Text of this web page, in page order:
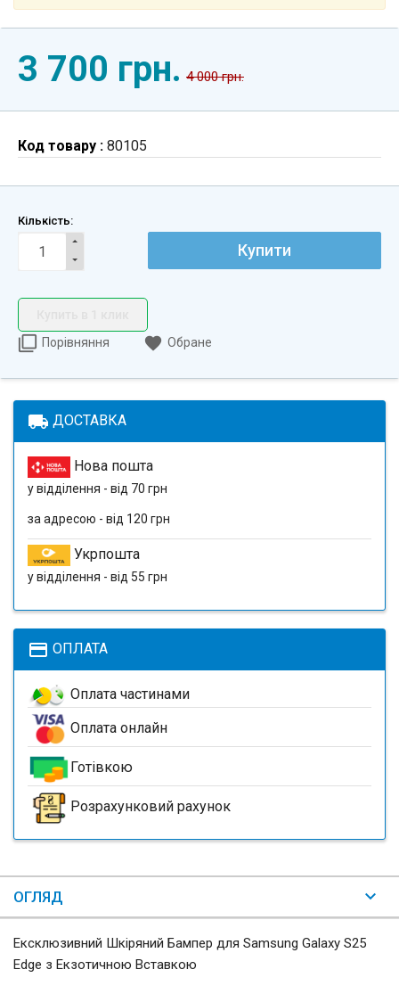
3 700 грн. 4 000 грн.
Код товару : 80105
Кількість:
Купити
Порівняння
Обране
local_shipping ДОСТАВКА
Нова пошта
у відділення - від 70 грн
за адресою - від 120 грн
Укрпошта
у відділення - від 55 грн
payment ОПЛАТА
Оплата частинами
Оплата онлайн
Готівкою
Розрахунковий рахунок
ОГЛЯД
Ексклюзивний Шкіряний Бампер для Samsung Galaxy S25
Edge з Екзотичною Вставкою